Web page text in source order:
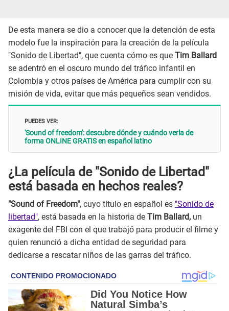
De esta manera se dio a conocer que la detención de esta
modelo fue la inspiración para la creación de la película
"Sonido de Libertad", que cuenta cómo es que Tim Ballard
se adentró en el oscuro mundo del tráfico infantil en
Colombia y otros países de América para cumplir con su
misión de vida, evitar que más pequeños sean vendidos.
PUEDES VER:
'Sound of freedom': descubre dónde y cuándo verla de
forma ONLINE GRATIS en español latino
¿La película de "Sonido de Libertad"
está basada en hechos reales?
"Sound of Freedom", cuyo título en español es "Sonido de
libertad", está basada en la historia de Tim Ballard, un
exagente del FBI con el que trabajó para producir el filme y
quien renunció a dicha entidad de seguridad para
dedicarse a rescatar niños de las garras del tráfico.